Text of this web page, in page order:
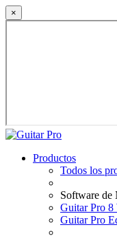
×
Productos
Todos los
Software de
Guitar Pro 8
Guitar Pro